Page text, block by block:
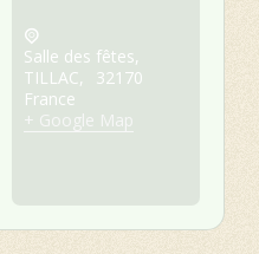
Salle des fêtes,
TILLAC,
32170
France
+ Google Map